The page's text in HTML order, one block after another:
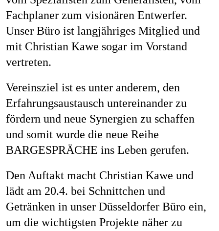
Fachplaner zum visionären Entwerfer.
Unser Büro ist langjähriges Mitglied und
mit Christian Kawe sogar im Vorstand
vertreten.
Vereinsziel ist es unter anderem, den
Erfahrungsaustausch untereinander zu
fördern und neue Synergien zu schaffen
und somit wurde die neue Reihe
BARGESPRÄCHE ins Leben gerufen.
Den Auftakt macht Christian Kawe und
lädt am 20.4. bei Schnittchen und
Getränken in unser Düsseldorfer Büro ein,
um die wichtigsten Projekte näher zu